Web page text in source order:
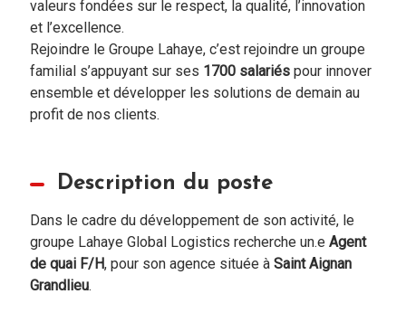
valeurs fondées sur le respect, la qualité, l’innovation
et l’excellence.
Rejoindre le Groupe Lahaye, c’est rejoindre un groupe
familial s’appuyant sur ses 1700 salariéspour innover
ensemble et développer les solutions de demain au
profit de nos clients.
Description du poste
Dans le cadre du développement de son activité, le
groupe Lahaye Global Logistics recherche un.e Agent
de quai F/H, pour son agence située à Saint Aignan
Grandlieu.